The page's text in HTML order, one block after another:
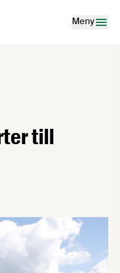
Meny
till